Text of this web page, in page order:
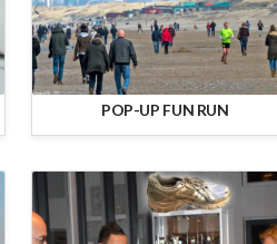
POP-UP FUN RUN